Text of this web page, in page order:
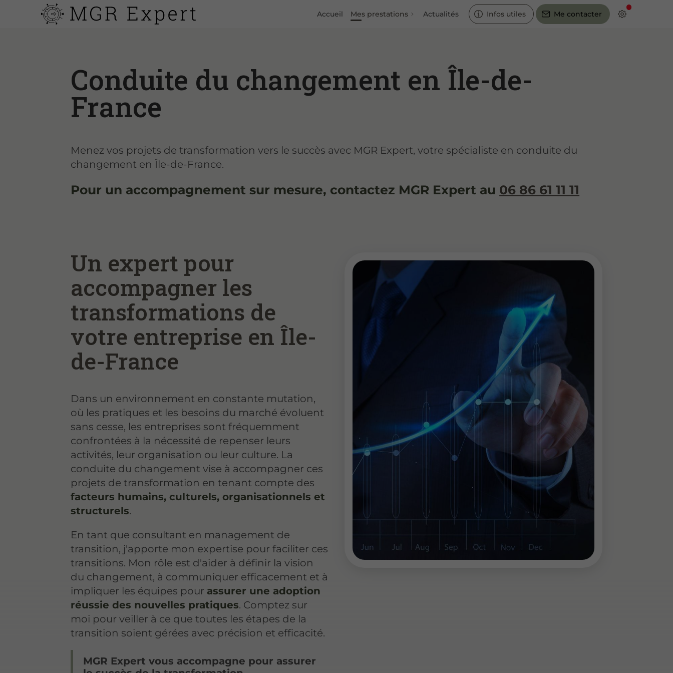
Accueil Mes prestations Actualités Infos utiles Me contacter
Conduite du changement en Île-de-
France
Menez vos projets de transformation vers le succès avec MGR Expert, votre spécialiste en conduite du
changement en Île-de-France.
Pour un accompagnement sur mesure, contactez MGR Expert au 06 86 61 11 11
Un expert pour
accompagner les
transformations de
votre entreprise en Île-
de-France
Dans un environnement en constante mutation,
où les pratiques et les besoins du marché évoluent
sans cesse, les entreprises sont fréquemment
confrontées à la nécessité de repenser leurs
activités, leur organisation ou leur culture. La
conduite du changement vise à accompagner ces
projets de transformation en tenant compte des
facteurs humains, culturels, organisationnels et
structurels.
En tant que consultant en management de
transition, j'apporte mon expertise pour faciliter ces
transitions. Mon rôle est d'aider à définir la vision
du changement, à communiquer efficacement et à
impliquer les équipes pour assurer une adoption
réussie des nouvelles pratiques. Comptez sur
moi pour veiller à ce que toutes les étapes de la
transition soient gérées avec précision et efficacité.
MGR Expert vous accompagne pour assurer